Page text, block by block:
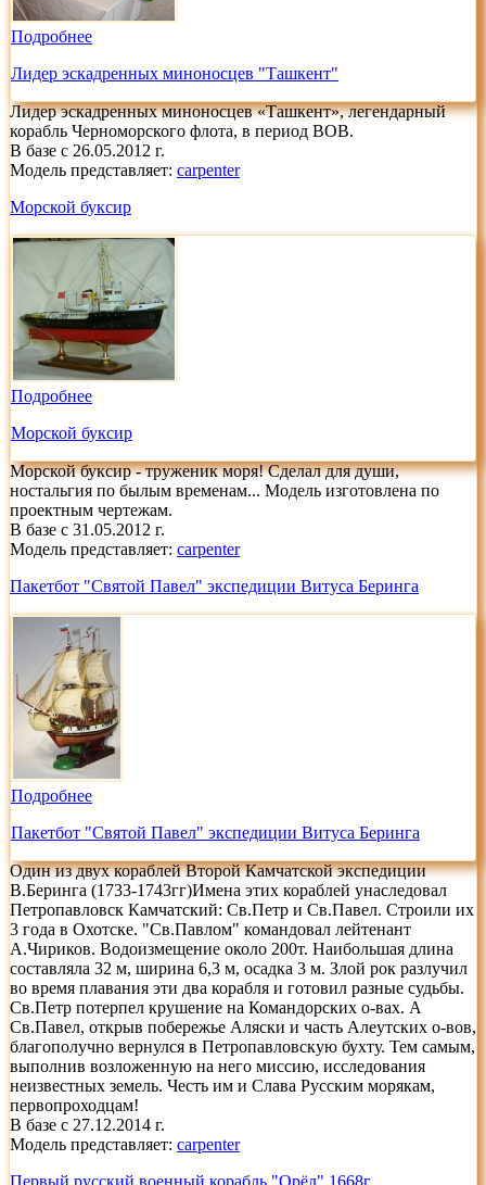
Подробнее
Лидер эскадренных миноносцев "Ташкент"
Лидер эскадренных миноносцев «Ташкент», легендарный
корабль Черноморского флота, в период ВОВ.
В базе с 26.05.2012 г.
Модель представляет: carpenter
Морской буксир
Подробнее
Морской буксир
Морской буксир - труженик моря! Сделал для души,
ностальгия по былым временам... Модель изготовлена по
проектным чертежам.
В базе с 31.05.2012 г.
Модель представляет: carpenter
Пакетбот "Святой Павел" экспедиции Витуса Беринга
Подробнее
Пакетбот "Святой Павел" экспедиции Витуса Беринга
Один из двух кораблей Второй Камчатской экспедиции
В.Беринга (1733-1743гг)Имена этих кораблей унаследовал
Петропавловск Камчатский: Св.Петр и Св.Павел. Строили их
3 года в Охотске. "Св.Павлом" командовал лейтенант
А.Чириков. Водоизмещение около 200т. Наибольшая длина
составляла 32 м, ширина 6,3 м, осадка 3 м. Злой рок разлучил
во время плавания эти два корабля и готовил разные судьбы.
Св.Петр потерпел крушение на Командорских о-вах. А
Св.Павел, открыв побережье Аляски и часть Алеутских о-вов,
благополучно вернулся в Петропавловскую бухту. Тем самым,
выполнив возложенную на него миссию, исследования
неизвестных земель. Честь им и Слава Русским морякам,
первопроходцам!
В базе с 27.12.2014 г.
Модель представляет: carpenter
Первый русский военный корабль "Орёл" 1668г.